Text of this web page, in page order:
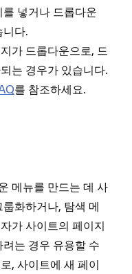
넣거나 드롭다운
니다.
가 드롭다운으로, 드
는 경우가 있습니다.
를 참조하세요.
메뉴를 만드는 데 사
화하거나, 탐색 메
가 사이트의 페이지
는 경우 유용할 수
, 사이트에 새 페이